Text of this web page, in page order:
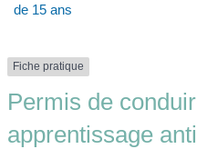
de 15 ans
Fiche pratique
Permis de
apprentissage